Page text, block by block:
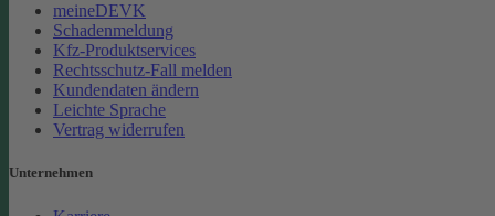
meineDEVK
Schadenmeldung
Kfz-Produktservices
Rechtsschutz-Fall melden
Kundendaten ändern
Leichte Sprache
Vertrag widerrufen
Unternehmen